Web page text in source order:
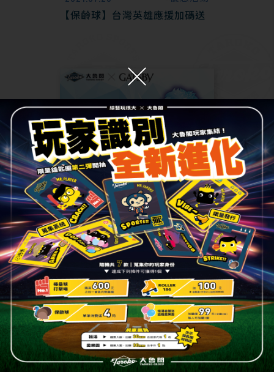
【保齡球】台灣英雄應援加碼送
2021.07.15 綜合
【今夏就讓Gatsby解放你的
熱！】單筆消費滿額贈~